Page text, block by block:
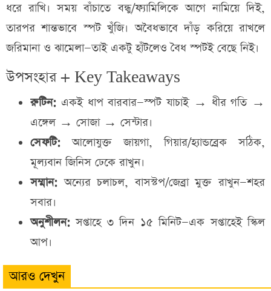
ধরে রাখি। সময় বাঁচাতে বন্ধু/ফ্যামিলিকে আগে নামিয়ে দিই,
তারপর শান্তভাবে স্পট খুঁজি। অবৈধভাবে দাঁড় করিয়ে রাখলে
জরিমানা ও ঝামেলা—তাই একটু হাঁটলেও বৈধ স্পটই বেছে নিই।
উপসংহার + Key Takeaways
রুটিন: একই ধাপ বারবার—স্পট যাচাই → ধীর গতি →
এঙ্গেল → সোজা → সেন্টার।
সেফটি: আলোযুক্ত জায়গা, গিয়ার/হ্যান্ডব্রেক সঠিক,
মূল্যবান জিনিস ঢেকে রাখুন।
সম্মান: অন্যের চলাচল, বাসস্টপ/জেব্রা মুক্ত রাখুন—শহর
সবার।
অনুশীলন: সপ্তাহে ৩ দিন ১৫ মিনিট—এক সপ্তাহেই স্কিল
আপ।
আরও দেখুন